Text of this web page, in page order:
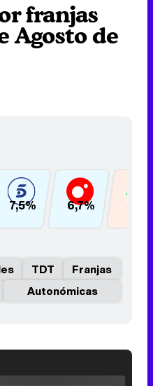
franjas
Agosto de
7,5% 6,7% 5,7%
TDT
Franjas
Autonómicas